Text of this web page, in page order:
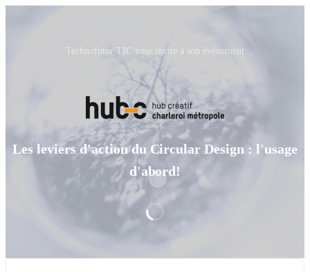
Technofutur TIC vous invite à son événement
Les leviers d'action du Circular Design : l'usage
d'abord!